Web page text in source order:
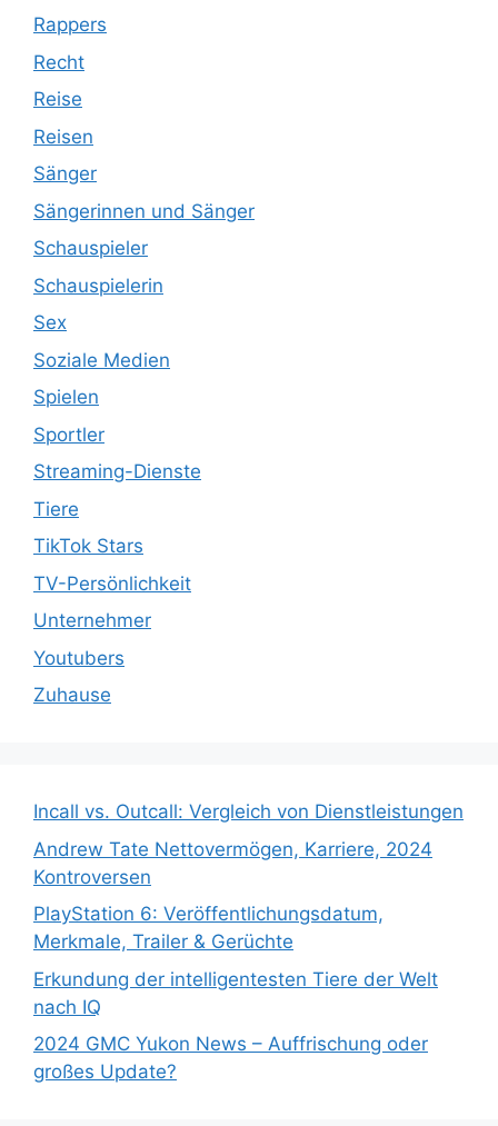
Rappers
Recht
Reise
Reisen
Sänger
Sängerinnen und Sänger
Schauspieler
Schauspielerin
Sex
Soziale Medien
Spielen
Sportler
Streaming-Dienste
Tiere
TikTok Stars
TV-Persönlichkeit
Unternehmer
Youtubers
Zuhause
Incall vs. Outcall: Vergleich von Dienstleistungen
Andrew Tate Nettovermögen, Karriere, 2024
Kontroversen
PlayStation 6: Veröffentlichungsdatum,
Merkmale, Trailer & Gerüchte
Erkundung der intelligentesten Tiere der Welt
nach IQ
2024 GMC Yukon News – Auffrischung oder
großes Update?